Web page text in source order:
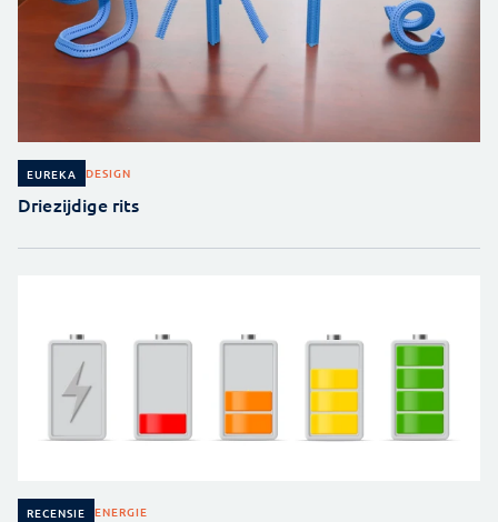
EUREKA DESIGN
Driezijdige rits
RECENSIE ENERGIE